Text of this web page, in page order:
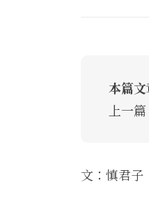
本篇
上一篇
文：慎君子